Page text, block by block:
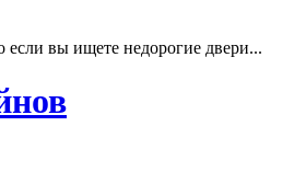
вы ищете недорогие двери...